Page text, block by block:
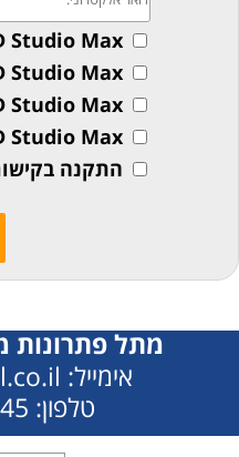
מתל פתרונות
אימייל: office@matal.co.il
טלפון: 03-6832045